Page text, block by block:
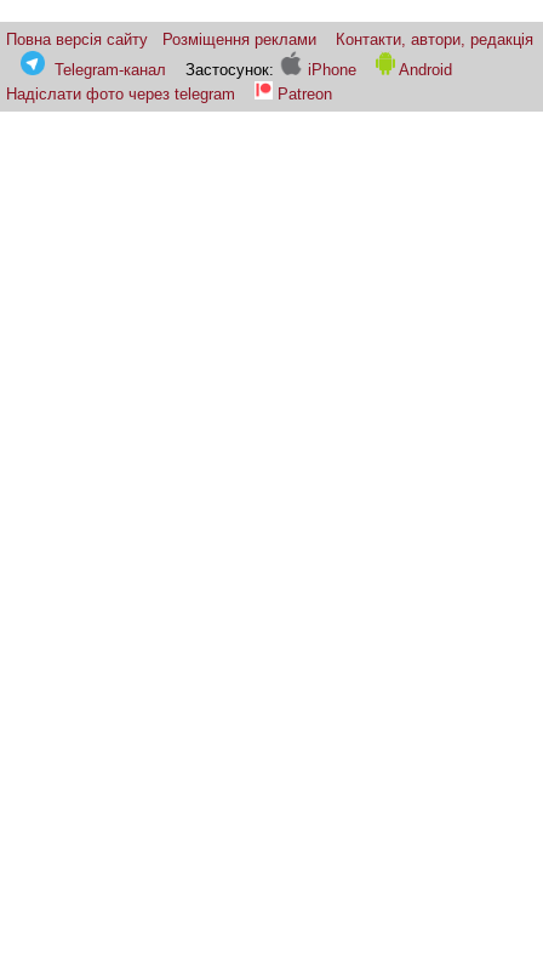
Повна версія сайту Розміщення реклами
Контакти, автори, редакція
Telegram-канал
Застосунок: iPhone
Android
Надіслати фото через telegram
Patreon